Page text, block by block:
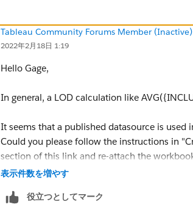
Tableau Community Forums Member
2022年2月18日 1:19
Hello Gage,
In general, a LOD calculation like
It seems that a published datasource is used
Could you please follow the instructions in
section of this link and re-attach the
https://help.tableau.com/current/pro/
Regards
表示件数を増やす
役立つとしてマーク